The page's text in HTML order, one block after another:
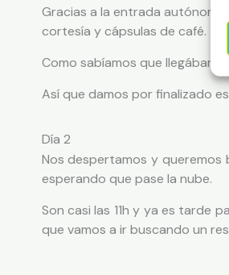
Gracias a la entrada
cortesía y cápsulas de café.
Como sabíamos que
Así que damos por finalizado
Día 2
Nos despertamos y queremos
esperando que pase la nube.
Son casi las 11h y ya es tarde
que vamos a ir buscando un